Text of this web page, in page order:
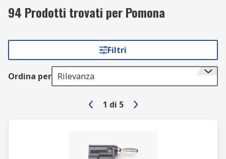
94 Prodotti trovati per Pomona
Filtri
Ordina per Rilevanza
1 di 5